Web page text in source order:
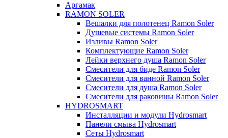
Аргамак
RAMON SOLER
Вешалки для полотенец Ramon Soler
Душевые системы Ramon Soler
Изливы Ramon Soler
Комплектующие Ramon Soler
Лейки верхнего душа Ramon Soler
Смесители для биде Ramon Soler
Смесители для ванной Ramon Soler
Смесители для душа Ramon Soler
Смесители для раковины Ramon Soler
HYDROSMART
Инсталляции и модули Hydrosmart
Панели смыва Hydrosmart
Сеты Hydrosmart